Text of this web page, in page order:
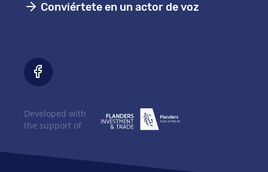
Conviértete en un actor de voz
Developed with
the support of